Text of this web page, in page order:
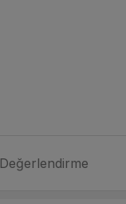
Değerlendirme